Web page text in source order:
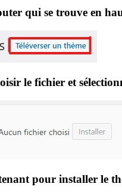
qui se trouve en
le fichier et
pour installer le